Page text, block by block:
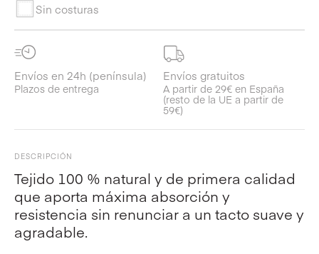
Sin costuras
Envíos en 24h (península)
Plazos de entrega
Envíos gratuitos
A partir de 29€ en España
(resto de la UE a partir de
59€)
DESCRIPCIÓN
Tejido 100 % natural y de primera calidad
que aporta máxima absorción y
resistencia sin renunciar a un tacto suave y
agradable.